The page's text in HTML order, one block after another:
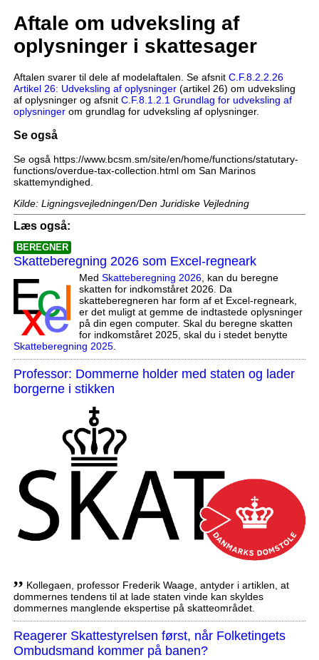
Aftale om udveksling af
oplysninger i skattesager
Aftalen svarer til dele af modelaftalen. Se afsnit C.F.8.2.2.26
Artikel 26: Udveksling af oplysninger(artikel 26) om udveksling
af oplysninger og afsnit C.F.8.1.2.1 Grundlag for udveksling af
oplysningerom grundlag for udveksling af oplysninger.
Se også
Se også https://www.bcsm.sm/site/en/home/functions/statutary-
functions/overdue-tax-collection.html om San Marinos
skattemyndighed.
Kilde: Ligningsvejledningen/Den Juridiske Vejledning
Læs også:
BEREGNER
Skatteberegning 2026 som Excel-regneark
Med Skatteberegning 2026, kan du beregne
skatten for indkomståret 2026. Da
skatteberegneren har form af et Excel-regneark,
er det muligt at gemme de indtastede oplysninger
på din egen computer. Skal du beregne skatten
for indkomståret 2025, skal du i stedet benytte
Skatteberegning 2025.
Professor: Dommerne holder med staten og lader
borgerne i stikken
,, Kollegaen, professor Frederik Waage, antyder i artiklen, at
dommernes tendens til at lade staten vinde kan skyldes
dommernes manglende ekspertise på skatteområdet.
Reagerer Skattestyrelsen først, når Folketingets
Ombudsmand kommer på banen?